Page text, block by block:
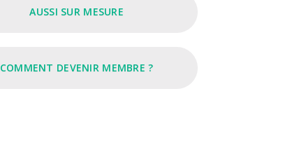
AUSSI SUR MESURE
COMMENT DEVENIR MEMBRE ?